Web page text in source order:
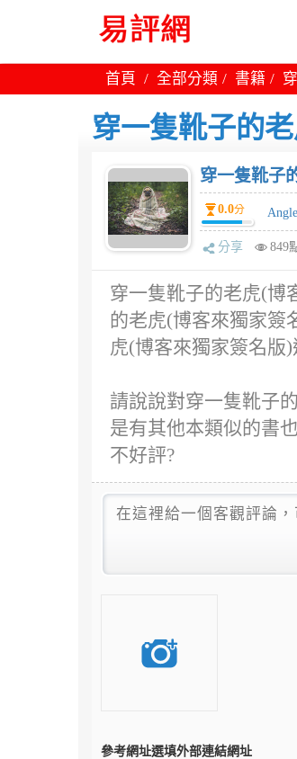
首頁 全部分類 書籍
穿一隻靴子的
穿一隻靴子
0.0分
分享 849
穿一隻靴子的老虎(博
的老虎(博客來獨家簽
虎(博客來獨家簽名版
請說說對穿一隻靴子
是有其他本類似的書
不好評?
參考網址選填外部連結網址